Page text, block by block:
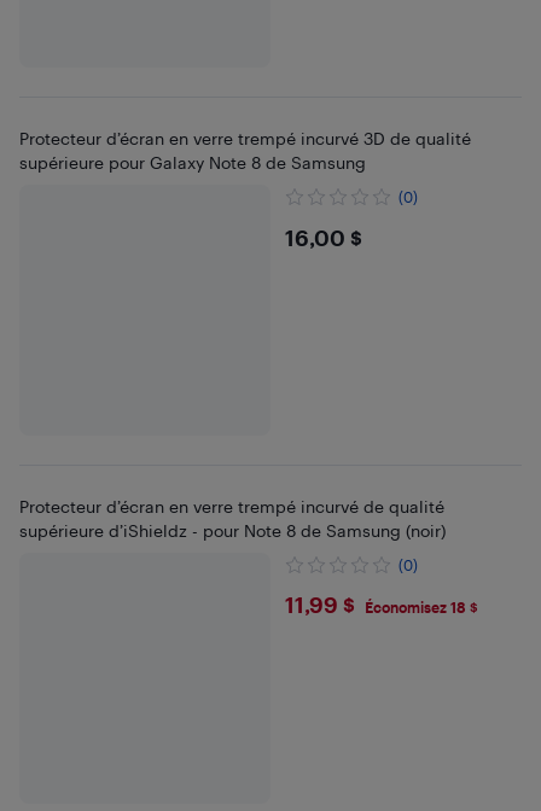
Protecteur d’écran en verre trempé incurvé 3D de qualité
supérieure pour Galaxy Note 8 de Samsung
(0)
$16
16,00 $
Protecteur d’écran en verre trempé incurvé de qualité
supérieure d’iShieldz - pour Note 8 de Samsung (noir)
(0)
$11.99
11,99 $ Économisez 18 $